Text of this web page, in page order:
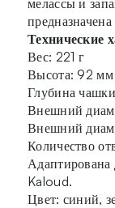
Технические
Вес: 221 г
Высота: 92 мм
Глубина
Внешний
Внешний
Количество
Адаптирована
Kaloud.
Цвет: синий,